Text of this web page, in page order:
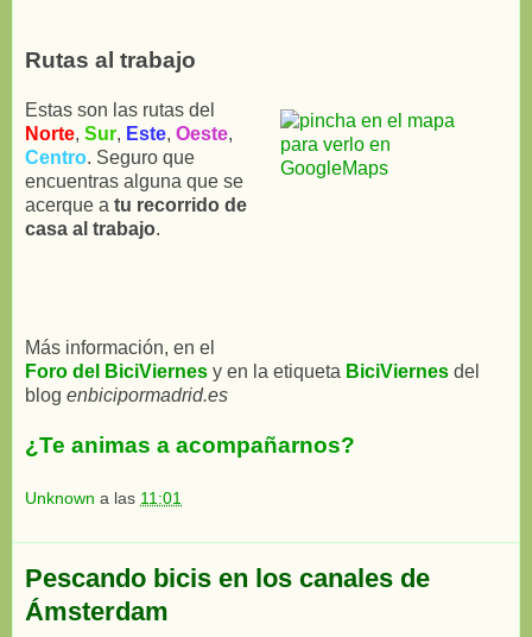
Rutas al trabajo
Estas son las rutas del
Norte, Sur, Este, Oeste,
Centro. Seguro que
encuentras alguna que se
acerque a tu recorrido de
casa al trabajo.
Más información, en el
Foro del BiciViernes y en la etiqueta BiciViernes del
blog enbicipormadrid.es
¿Te animas a acompañarnos?
Unknown a las 11:01
Pescando bicis en los canales de
Ámsterdam